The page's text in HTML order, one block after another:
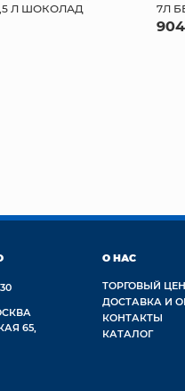
Л ШОКОЛАД
7Л
65,
О НАС
ТОРГОВЫЙ
ДОСТАВКА И
КОНТАКТЫ
КАТАЛОГ